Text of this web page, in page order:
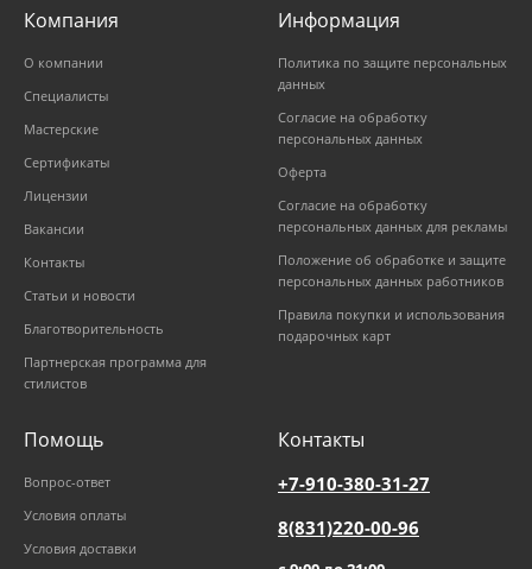
Компания
О компании
Специалисты
Мастерские
Сертификаты
Лицензии
Вакансии
Контакты
Статьи и новости
Благотворительность
Партнерская программа для
стилистов
Информация
Политика по защите персональных
данных
Согласие на обработку
персональных данных
Оферта
Согласие на обработку
персональных данных для рекламы
Положение об обработке и защите
персональных данных работников
Правила покупки и использования
подарочных карт
Помощь
Вопрос-ответ
Условия оплаты
Условия доставки
Контакты
+7-910-380-31-27
8(831)220-00-96